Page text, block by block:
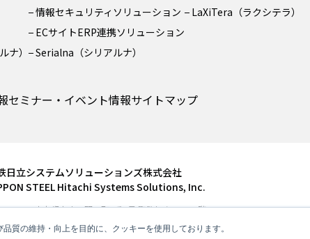
質の維持・向上を目的に、クッキーを使用しております。
）
情報セキュリティソリューション
ECサイトERP連携ソリューション
Serialna（シリアルナ）
LaXiTera（ラクシテラ）
セミナー・イベント情報サイトマップ
日立システムソリューションズ株式会社
STEEL Hitachi Systems Solutions, Inc.
6591 東京都中央区明石町8番1号 聖路加タワー26階
03-3544-7800 Fax: 03-3544-7900